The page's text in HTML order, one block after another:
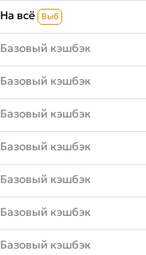
На всё Выб
Базовый кэшбэк
Базовый кэшбэк
Базовый кэшбэк
Базовый кэшбэк
Базовый кэшбэк
Базовый кэшбэк
Базовый кэшбэк